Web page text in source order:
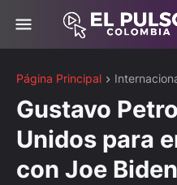
Página Principal
Gustavo
Unidos para
con Joe Biden